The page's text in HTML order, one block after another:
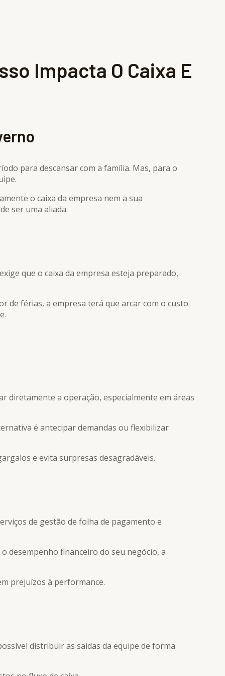
Impacta O Caixa E
para descansar com a família. Mas, para o
o caixa da empresa nem a sua
ser uma aliada.
que o caixa da empresa esteja preparado,
de férias, a empresa terá que arcar com o custo
diretamente a operação, especialmente em áreas
é antecipar demandas ou flexibilizar
e evita surpresas desagradáveis.
de gestão de folha de pagamento e
desempenho financeiro do seu negócio, a
prejuízos à performance.
distribuir as saídas da equipe de forma